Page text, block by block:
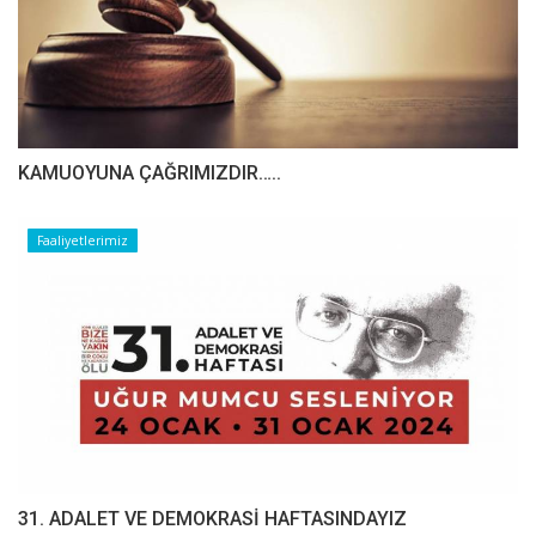
​​​​​​​KAMUOYUNA ÇAĞRIMIZDIR…..
Faaliyetlerimiz
31. ADALET VE DEMOKRASİ HAFTASINDAYIZ